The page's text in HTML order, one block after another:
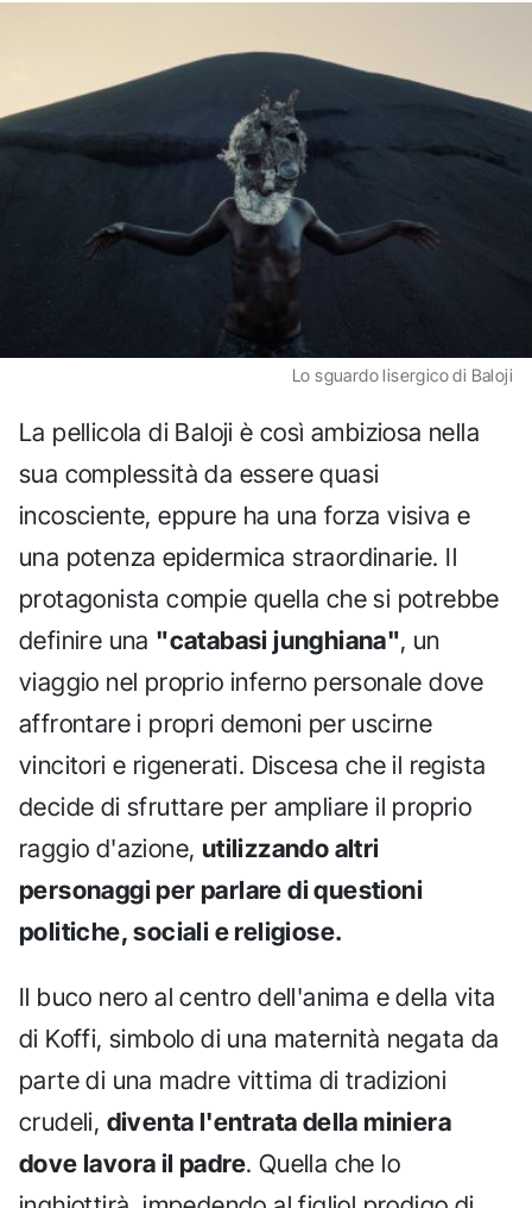
Lo sguardo lisergico di Baloji
La pellicola di Baloji è così ambiziosa nella
sua complessità da essere quasi
incosciente, eppure ha una forza visiva e
una potenza epidermica straordinarie. Il
protagonista compie quella che si potrebbe
definire una "catabasi junghiana", un
viaggio nel proprio inferno personale dove
affrontare i propri demoni per uscirne
vincitori e rigenerati. Discesa che il regista
decide di sfruttare per ampliare il proprio
raggio d'azione, utilizzando altri
personaggi per parlare di questioni
politiche, sociali e religiose.
Il buco nero al centro dell'anima e della vita
di Koffi, simbolo di una maternità negata da
parte di una madre vittima di tradizioni
crudeli, diventa l'entrata della miniera
dove lavora il padre. Quella che lo